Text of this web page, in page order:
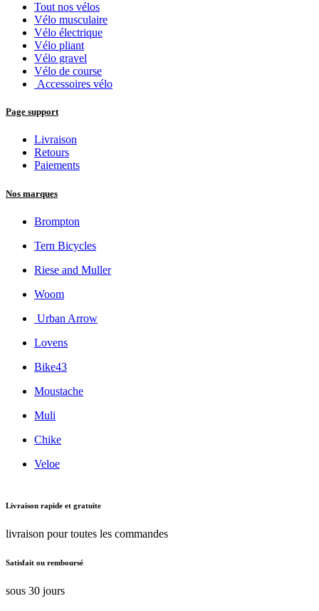
Tout nos vélos
Vélo musculaire
Vélo électrique
Vélo pliant
Vélo gravel
Vélo de course
Accessoires vélo
Page support
Livraison
Retours
Paiements
Nos marques
Brompton
Tern Bicycles
Riese and Muller
Woom
Urban Arrow
Lovens
Bike43
Moustache
Muli
Chike
Veloe
Livraison rapide et gratuite
livraison pour toutes les commandes
Satisfait ou remboursé
sous 30 jours